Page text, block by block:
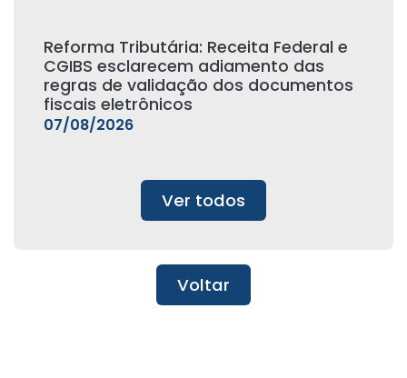
Reforma Tributária: Receita Federal e
CGIBS esclarecem adiamento das
regras de validação dos documentos
fiscais eletrônicos
07/08/2026
Ver todos
Voltar